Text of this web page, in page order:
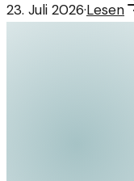
23. Juli 2026·Lesen